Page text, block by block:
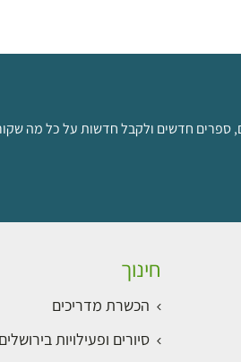
₪
ספרים חדשים ולקבל חדשות על כל מה
חינוך
הכשרת מדריכים
סיורים ופעילויות